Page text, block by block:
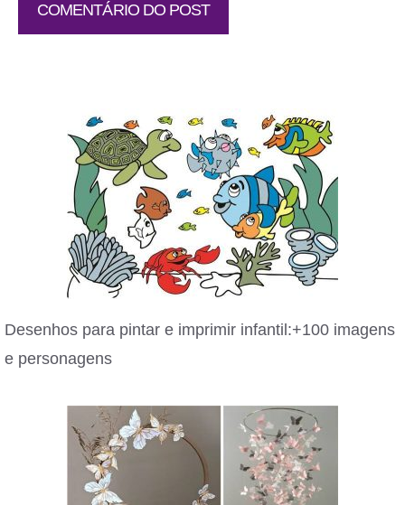
Desenhos para pintar e imprimir infantil:+100 imagens
e personagens